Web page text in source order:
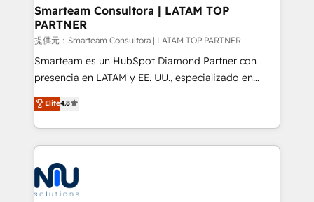
and technology around a single source of truth to
support sustainable growth and better decision-
making. Working with clients locally and globally, our
expertise includes HubSpot onboarding and CRM
implementation, automation, sales and customer
and data-driven campaigns. Winners of the first
Global HEART Award, Yamini Rogan, CEO of
Connect with us to see how we can do better and be
better together 🏆
Smarteam Consultora | LATAM TOP
PARTNER
提供元：Smarteam Consultora | LATAM TOP PARTNER
Smarteam es un HubSpot Diamond Partner con
presencia en LATAM y EE. UU., especializado en
implementaciones de HubSpot, integraciones API y
optimización de procesos comerciales con IA. Con
más de 6 años de experiencia, hemos liderado 100+
implementaciones conectando HubSpot con SAP,
ERPs, e-commerce, plataformas financieras,
WhatsApp y sistemas logísticos. Nuestro equipo
multicultural trabaja en español, inglés y portugués,
Elite4.8